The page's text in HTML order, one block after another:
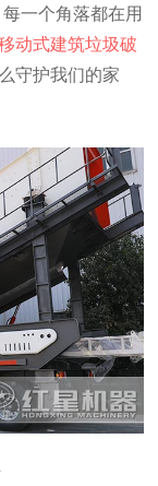
一个角落都在用
动式建筑垃圾破
守护我们的家